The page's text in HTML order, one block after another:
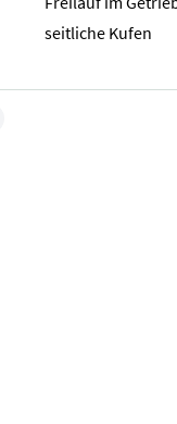
seitliche Kufen